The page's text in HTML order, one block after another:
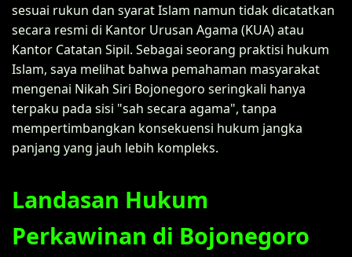
sesuai rukun dan syarat Islam namun tidak dicatatkan
secara resmi di Kantor Urusan Agama (KUA) atau
Kantor Catatan Sipil. Sebagai seorang praktisi hukum
Islam, saya melihat bahwa pemahaman masyarakat
mengenai Nikah Siri Bojonegoro seringkali hanya
terpaku pada sisi "sah secara agama", tanpa
mempertimbangkan konsekuensi hukum jangka
panjang yang jauh lebih kompleks.
Landasan Hukum
Perkawinan di Bojonegoro